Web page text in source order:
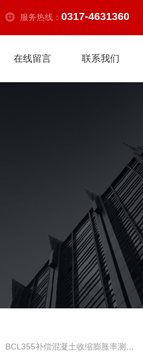
服务热线： 0317-4631360
在线留言 联系我们
BCL355补偿混凝土收缩膨胀率测定仪限制膨胀剂